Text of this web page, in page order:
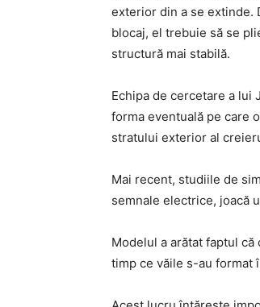
exterior din a se extinde.
blocaj, el trebuie să se
structură mai stabilă.
Echipa de cercetare a lui
forma eventuală pe care
stratului exterior al
Mai recent, studiile de
semnale electrice, joacă
Modelul a arătat faptul
timp ce văile s-au format